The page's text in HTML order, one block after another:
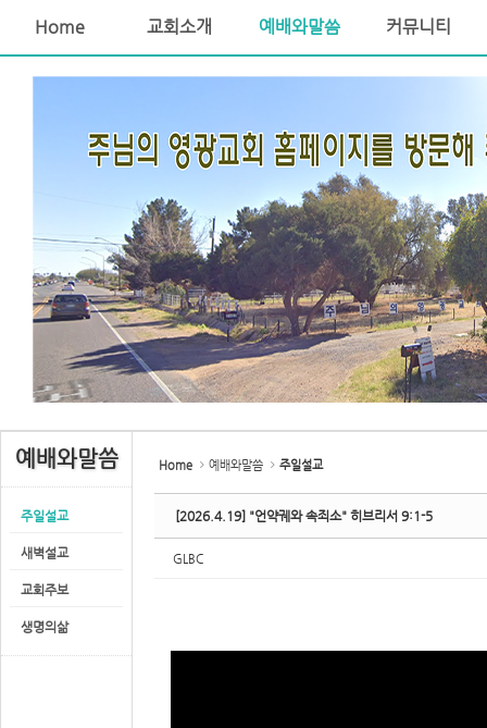
Home 교회소개 예배와말씀 커뮤니티
예배와말씀
주일설교
새벽설교
교회주보
생명의삶
Home 예배와말씀 주일설교
[2026.4.19] "언약궤와 속죄소" 히브리서 9:1-5
GLBC
Sketchbook5, 스케치북5
Sketchbook5, 스케치북5